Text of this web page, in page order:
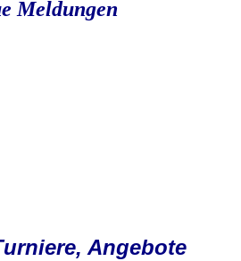
Meldungen
Angebote